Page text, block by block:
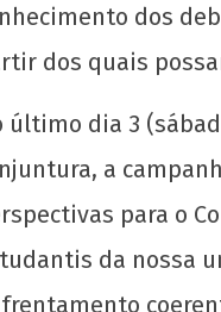
dos
dos quais
último dia 3
a
para o
da nossa